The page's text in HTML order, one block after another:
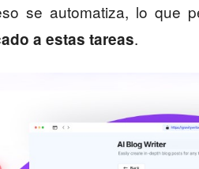
se automatiza, lo que
a estas tareas.